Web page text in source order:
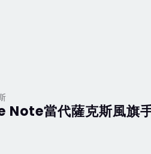
Note當代薩克斯風旗